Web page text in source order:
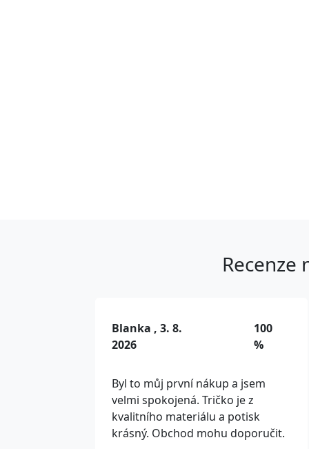
Recenze
Blanka , 3. 8.
2026
100
%
Byl to můj první nákup a jsem
velmi spokojená. Tričko je z
kvalitního materiálu a potisk
krásný. Obchod mohu doporučit.